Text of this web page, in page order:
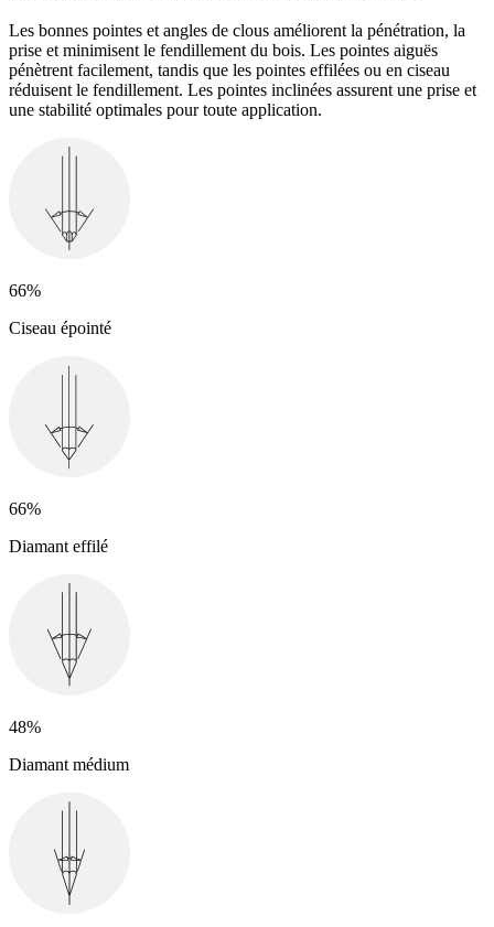
Les bonnes pointes et angles de clous améliorent la pénétration, la
prise et minimisent le fendillement du bois. Les pointes aiguës
pénètrent facilement, tandis que les pointes effilées ou en ciseau
réduisent le fendillement. Les pointes inclinées assurent une prise et
une stabilité optimales pour toute application.
66%
Ciseau épointé
66%
Diamant effilé
48%
Diamant médium